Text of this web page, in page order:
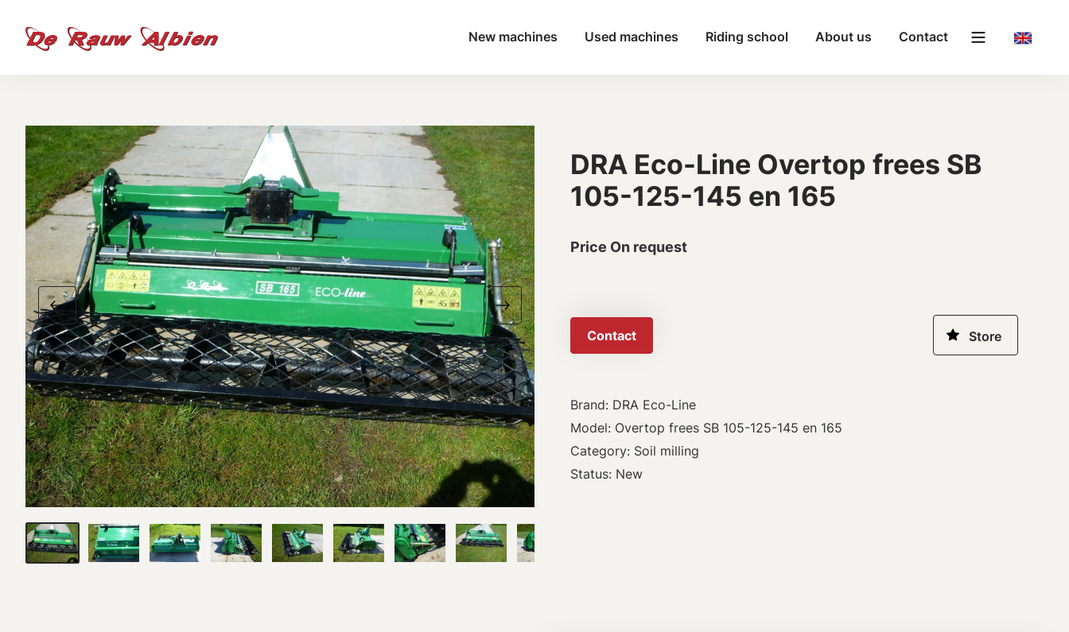
New machines Used machines Riding school About us Contact
DRA Eco-Line Overtop frees SB
105-125-145 en 165
Price On request
Contact
Brand: DRA Eco-Line
Model: Overtop frees SB 105-125-145 en 165
Category: Soil milling
Status: New